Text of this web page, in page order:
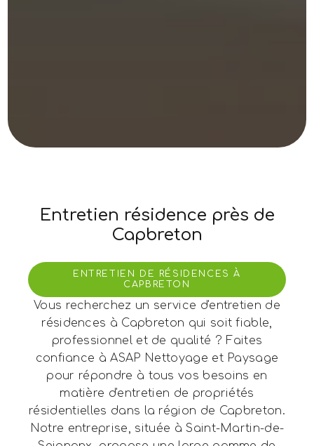
Entretien résidence près de
Capbreton
ENTRETIEN DE RÉSIDENCES À
CAPBRETON
Vous recherchez un service d'entretien de
résidences à Capbreton qui soit fiable,
professionnel et de qualité ? Faites
confiance à ASAP Nettoyage et Paysage
pour répondre à tous vos besoins en
matière d'entretien de propriétés
résidentielles dans la région de Capbreton.
Notre entreprise, située à Saint-Martin-de-